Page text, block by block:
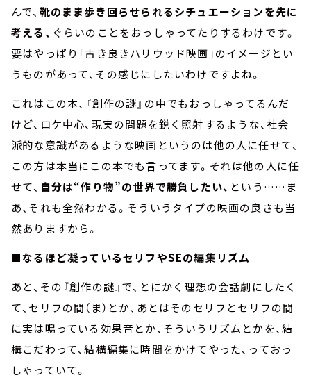
んで、 靴のまま歩き回らせられるシチュエーションを先に
考える、 ぐらいのことをおっしゃってたりするわけです。
要はやっぱり「古き良きハリウッド映画」のイメージとい
うものがあって、その感じにしたいわけですよね。
これはこの本、『創作の謎』の中でもおっしゃってるんだ
けど、ロケ中心、現実の問題を鋭く照射するような、社会
派的な意識があるような映画というのは他の人に任せて、
この方は本当にこの本でも言ってます。それは他の人に任
せて、 自分は“作り物”の世界で勝負したい、 という……ま
あ、それも全然わかる。そういうタイプの映画の良さも当
然ありますから。
■なるほど凝っているセリフやSEの編集リズム
あと、その『創作の謎』で、とにかく理想の会話劇にしたく
て、セリフの間（ま）とか、あとはそのセリフとセリフの間
に実は鳴っている効果音とか、そういうリズムとかを、結
構こだわって、結構編集に時間をかけてやった、っておっ
しゃっていて。